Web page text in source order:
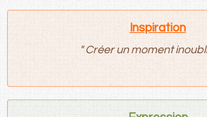
Inspiration
" Créer un moment